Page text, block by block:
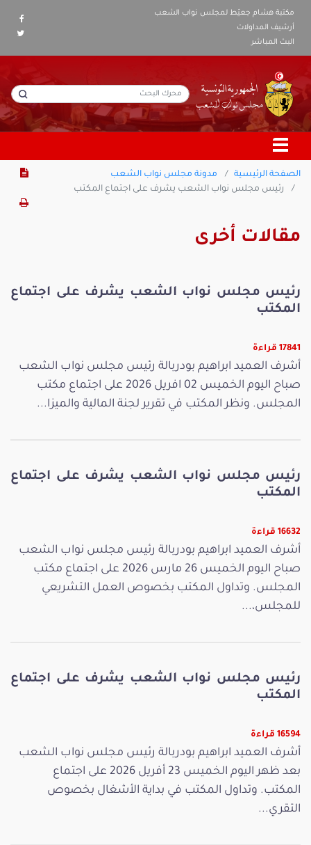
مكتبة هشام جعيّط لمجلس نواب الشعب
أرشيف المداولات
البث المباشر
الصفحة الرئيسية
مدونة مجلس نواب الشعب
رئيس مجلس نواب الشعب يشرف على اجتماع المكتب
مقالات أخرى
رئيس مجلس نواب الشعب يشرف على اجتماع
المكتب
17841 قراءة
أشرف العميد ابراهيم بودربالة رئيس مجلس نواب الشعب
صباح اليوم الخميس 02 افريل 2026 على اجتماع مكتب
المجلس. ونظر المكتب في تقرير لجنة المالية والميزا...
رئيس مجلس نواب الشعب يشرف على اجتماع
المكتب
16632 قراءة
أشرف العميد ابراهيم بودربالة رئيس مجلس نواب الشعب
صباح اليوم الخميس 26 مارس 2026 على اجتماع مكتب
المجلس. وتداول المكتب بخصوص العمل التشريعي
للمجلس،...
رئيس مجلس نواب الشعب يشرف على اجتماع
المكتب
16594 قراءة
أشرف العميد ابراهيم بودربالة رئيس مجلس نواب الشعب
بعد ظهر اليوم الخميس 23 أفريل 2026 على اجتماع
المكتب. وتداول المكتب في بداية الأشغال بخصوص
التقري...